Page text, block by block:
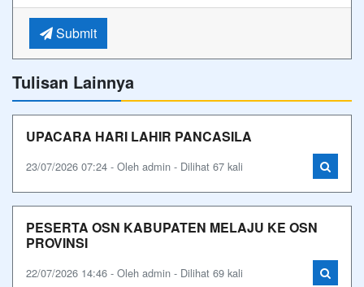
Submit
Tulisan Lainnya
UPACARA HARI LAHIR PANCASILA
23/07/2026 07:24 - Oleh admin - Dilihat 67 kali
PESERTA OSN KABUPATEN MELAJU KE OSN
PROVINSI
22/07/2026 14:46 - Oleh admin - Dilihat 69 kali